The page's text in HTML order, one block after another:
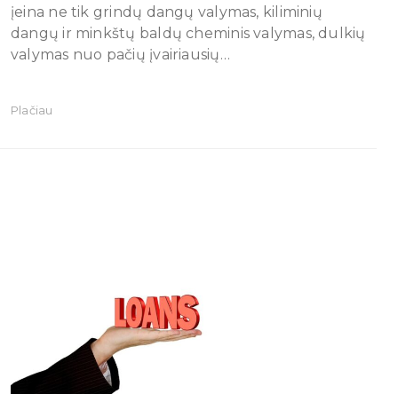
įeina ne tik grindų dangų valymas, kiliminių
dangų ir minkštų baldų cheminis valymas, dulkių
valymas nuo pačių įvairiausių…
Plačiau